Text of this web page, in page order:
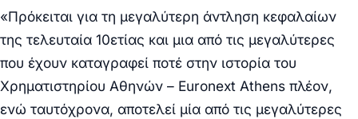
«Πρόκειται για τη μεγαλύτερη άντληση κεφαλαίων
της τελευταία 10ετίας και μια από τις μεγαλύτερες
που έχουν καταγραφεί ποτέ στην ιστορία του
Χρηματιστηρίου Αθηνών – Euronext Athens πλέον,
ενώ ταυτόχρονα, αποτελεί μία από τις μεγαλύτερες